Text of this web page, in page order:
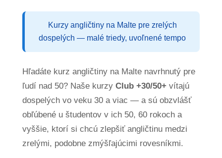
Kurzy angličtiny na Malte pre zrelých
dospelých — malé triedy, uvoľnené tempo
Hľadáte kurz angličtiny na Malte navrhnutý pre
ľudí nad 50? Naše kurzy Club +30/50+ vítajú
dospelých vo veku 30 a viac — a sú obzvlášť
obľúbené u študentov v ich 50, 60 rokoch a
vyššie, ktorí si chcú zlepšiť angličtinu medzi
zrelými, podobne zmýšľajúcimi rovesníkmi.